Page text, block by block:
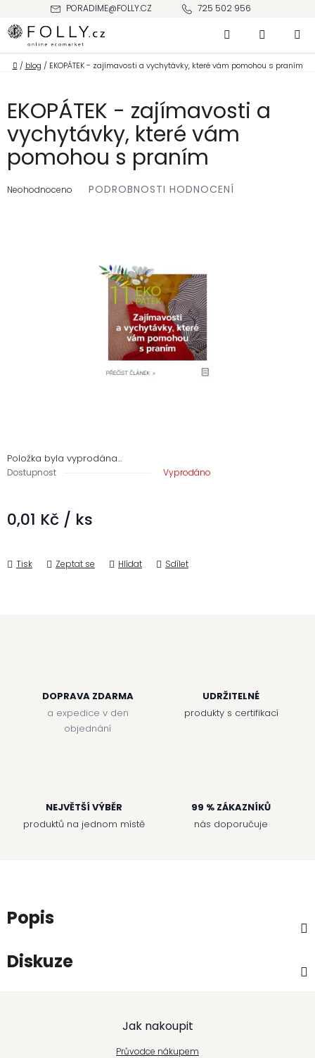
obsah
PORADIME@FOLLY.CZ 725 502 956
Hledat NÁKUPNÍ
KOŠÍK
Domů
/ blog / EKOPÁTEK - zajímavosti a vychytávky, které vám pomohou s praním
Položka byla vyprodána…
Dostupnost Vyprodáno
0,01 Kč / ks
Tisk Zeptat se Hlídat Sdílet
EKOPÁTEK - zajímavosti a
vychytávky, které vám
pomohou s praním
hodnocení
Neohodnoceno PODROBNOSTI HODNOCENÍ
DOPRAVA ZDARMA
a expedice v den
objednání
UDRŽITELNÉ
produkty s certifikací
NEJVĚTŠÍ VÝBĚR
produktů na jednom místě
99 % ZÁKAZNÍKŮ
nás doporučuje
Popis
Diskuze
Jak nakoupit
Průvodce nákupem